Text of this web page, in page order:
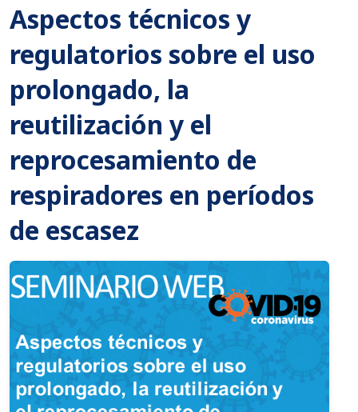
Aspectos técnicos y
regulatorios sobre el uso
prolongado, la
reutilización y el
reprocesamiento de
respiradores en períodos
de escasez
Imagen